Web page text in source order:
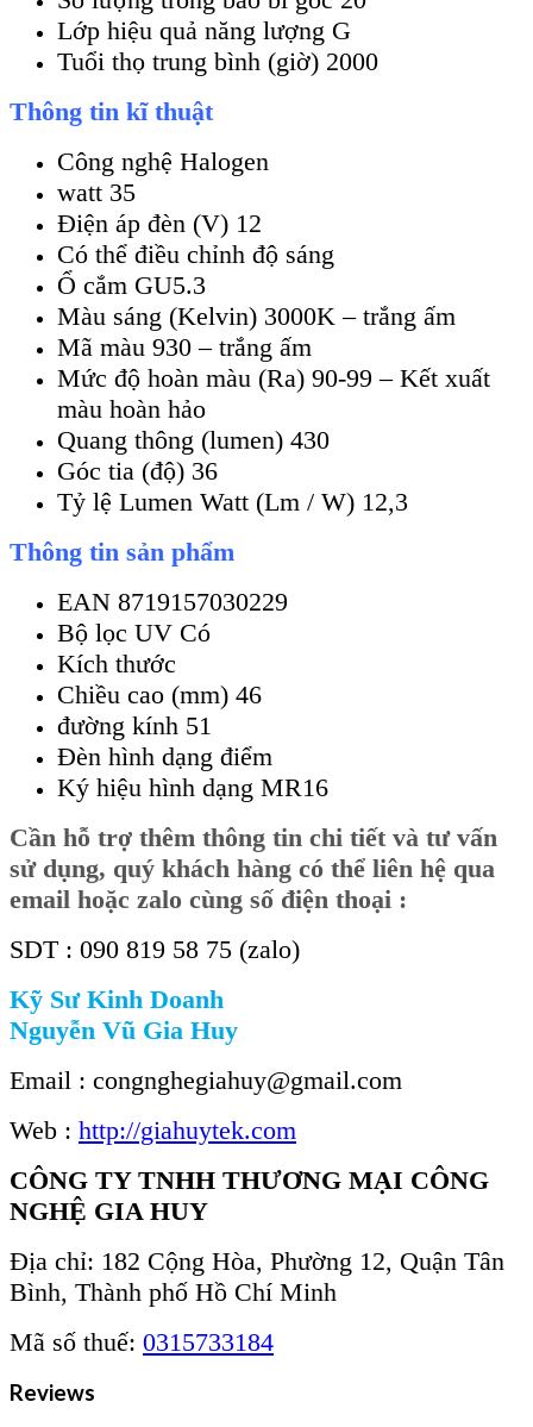
Lớp hiệu quả năng lượng G
Tuổi thọ trung bình (giờ) 2000
Thông tin kĩ thuật
Công nghệ Halogen
watt 35
Điện áp đèn (V) 12
Có thể điều chỉnh độ sáng
Ổ cắm GU5.3
Màu sáng (Kelvin) 3000K – trắng ấm
Mã màu 930 – trắng ấm
Mức độ hoàn màu (Ra) 90-99 – Kết xuất
màu hoàn hảo
Quang thông (lumen) 430
Góc tia (độ) 36
Tỷ lệ Lumen Watt (Lm / W) 12,3
Thông tin sản phẩm
EAN 8719157030229
Bộ lọc UV Có
Kích thước
Chiều cao (mm) 46
đường kính 51
Đèn hình dạng điểm
Ký hiệu hình dạng MR16
Cần hỗ trợ thêm thông tin chi tiết và tư vấn
sử dụng, quý khách hàng có thể liên hệ qua
email hoặc zalo cùng số điện thoại :
SDT : 090 819 58 75 (zalo)
Kỹ Sư Kinh Doanh
Nguyễn Vũ Gia Huy
Email : congnghegiahuy@gmail.com
Web : http://giahuytek.com
CÔNG TY TNHH THƯƠNG MẠI CÔNG
NGHỆ GIA HUY
Địa chỉ: 182 Cộng Hòa, Phường 12, Quận Tân
Bình, Thành phố Hồ Chí Minh
Mã số thuế: 0315733184
Reviews